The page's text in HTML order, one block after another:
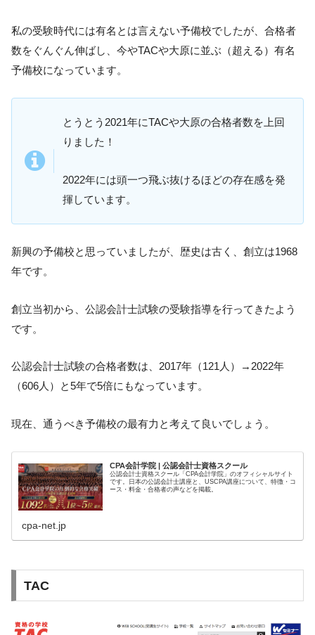
私の受験時代には有名とは言えない予備校でしたが、合格者
数をぐんぐん伸ばし、今やTACや大原に並ぶ（超える）有名
予備校になっています。
とうとう2021年にTACや大原の合格者数を上回
りました！
2022年には頭一つ飛ぶ抜けるほどの存在感を発
揮しています。
新興の予備校と思っていましたが、歴史は古く、創立は1968
年です。
創立当初から、公認会計士試験の受験指導を行ってきたよう
です。
公認会計士試験の合格者数は、2017年（121人）→2022年
（606人）と5年で5倍にもなっています。
現在、通うべき予備校の最有力と考えて良いでしょう。
CPA会計学院 | 公認会計士資格スクール
公認会計士資格スクール「CPA会計学院」のオフィシャルサイト
です。日本の公認会計士講座と、USCPA講座について、特徴・コ
ース・料金・合格者の声などを掲載。
cpa-net.jp
TAC